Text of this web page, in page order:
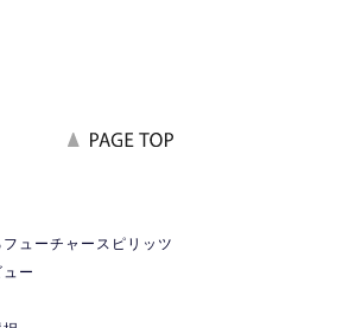
フューチャースピリッツ
ー